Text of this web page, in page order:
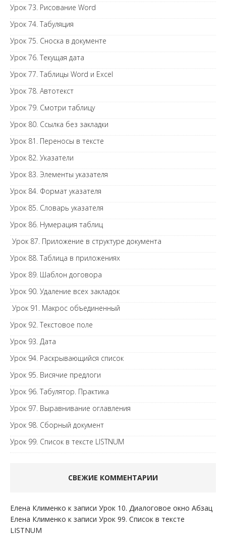
Урок 73. Рисование Word
Урок 74. Табуляция
Урок 75. Сноска в документе
Урок 76. Текущая дата
Урок 77. Таблицы Word и Excel
Урок 78. Автотекст
Урок 79. Смотри таблицу
Урок 80. Ссылка без закладки
Урок 81. Переносы в тексте
Урок 82. Указатели
Урок 83. Элементы указателя
Урок 84. Формат указателя
Урок 85. Словарь указателя
Урок 86. Нумерация таблиц
Урок 87. Приложение в структуре документа
Урок 88. Таблица в приложениях
Урок 89. Шаблон договора
Урок 90. Удаление всех закладок
Урок 91. Макрос объединенный
Урок 92. Текстовое поле
Урок 93. Дата
Урок 94. Раскрывающийся список
Урок 95. Висячие предлоги
Урок 96. Табулятор. Практика
Урок 97. Выравнивание оглавления
Урок 98. Сборный документ
Урок 99. Список в тексте LISTNUM
СВЕЖИЕ КОММЕНТАРИИ
Елена Клименко к записи Урок 10. Диалоговое окно Абзац
Елена Клименко к записи Урок 99. Список в тексте
LISTNUM